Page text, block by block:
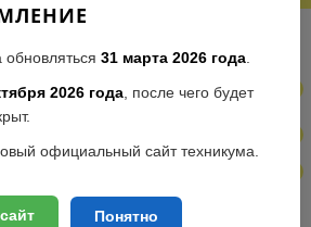
31 марта 2026 года.
2026 года, после чего будет
официальный сайт техникума.
Понятно